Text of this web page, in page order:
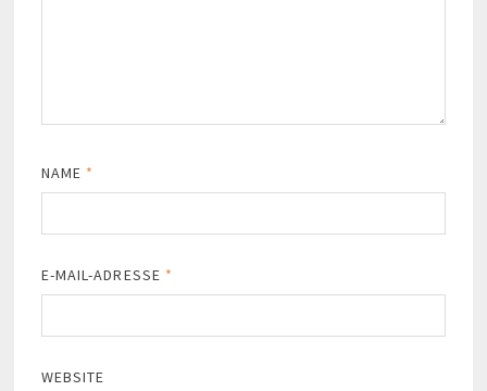
NAME *
E-MAIL-ADRESSE *
WEBSITE